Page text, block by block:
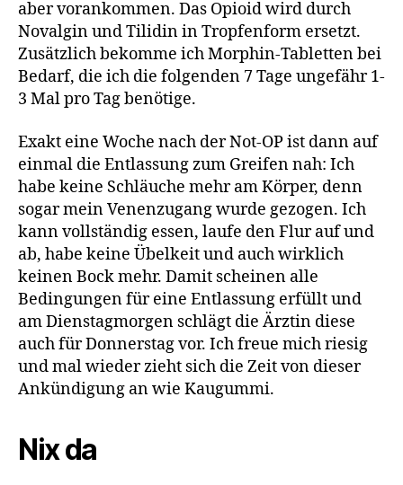
aber vorankommen. Das Opioid wird durch
Novalgin und Tilidin in Tropfenform ersetzt.
Zusätzlich bekomme ich Morphin-Tabletten bei
Bedarf, die ich die folgenden 7 Tage ungefähr 1-
3 Mal pro Tag benötige.
Exakt eine Woche nach der Not-OP ist dann auf
einmal die Entlassung zum Greifen nah: Ich
habe keine Schläuche mehr am Körper, denn
sogar mein Venenzugang wurde gezogen. Ich
kann vollständig essen, laufe den Flur auf und
ab, habe keine Übelkeit und auch wirklich
keinen Bock mehr. Damit scheinen alle
Bedingungen für eine Entlassung erfüllt und
am Dienstagmorgen schlägt die Ärztin diese
auch für Donnerstag vor. Ich freue mich riesig
und mal wieder zieht sich die Zeit von dieser
Ankündigung an wie Kaugummi.
Nix da